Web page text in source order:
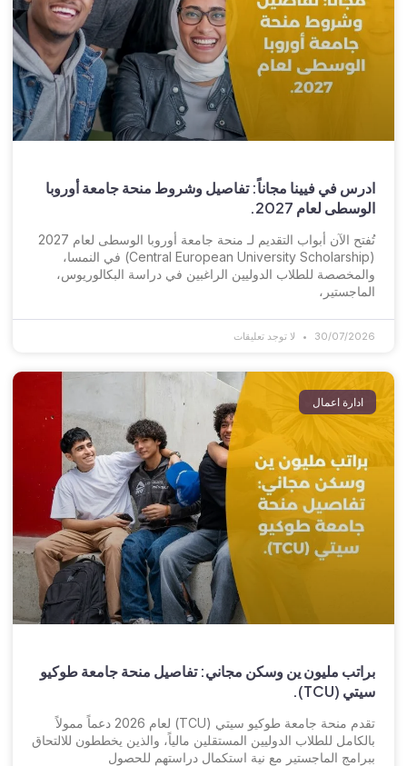
ادرس في فيينا مجاناً: تفاصيل وشروط منحة جامعة أوروبا
الوسطى لعام 2027.
تُفتح الآن أبواب التقديم لـ منحة جامعة أوروبا الوسطى لعام 2027
(Central European University Scholarship) في النمسا،
والمخصصة للطلاب الدوليين الراغبين في دراسة البكالوريوس،
الماجستير،
30/07/2026 لا توجد تعليقات
ادارة اعمال
براتب مليون ين وسكن مجاني: تفاصيل منحة جامعة طوكيو
سيتي (TCU).
تقدم منحة جامعة طوكيو سيتي (TCU) لعام 2026 دعماً ممولاً
بالكامل للطلاب الدوليين المستقلين مالياً، والذين يخططون للالتحاق
ببرامج الماجستير مع نية استكمال دراستهم للحصول